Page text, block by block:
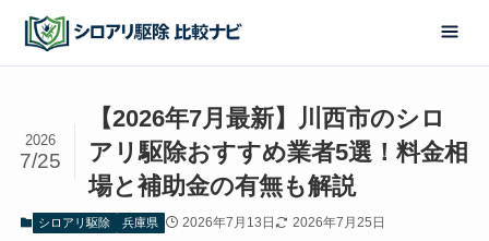
【2026年7月最新】川西市のシロ
アリ駆除おすすめ業者5選！料金相
場と補助金の有無も解説
2026
7/25
シロアリ駆除 兵庫県 2026年7月13日 2026年7月25日